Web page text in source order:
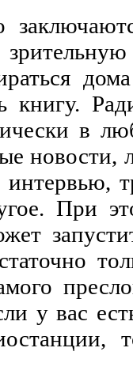
книгу.
в
интервью,
При
у вас